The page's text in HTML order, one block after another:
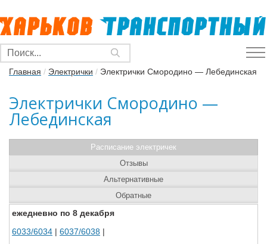
Главная / Электрички / Электрички Смородино — Лебединская
Электрички Смородино —
Лебединская
Расписание электричек
ежедневно по 8 декабря
6033/6034 | 6037/6038 |
Отзывы
Альтернативные
Обратные